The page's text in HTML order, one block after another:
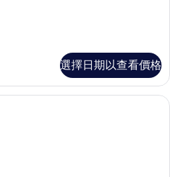
選擇日期以查看價格